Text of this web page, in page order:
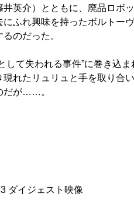
英介）とともに、廃品ロボ
ふれ興味を持ったボルトー
のだった。
して失われる事件”に巻き込
れたリュリュと手を取り合
だが……。
ダイジェスト映像